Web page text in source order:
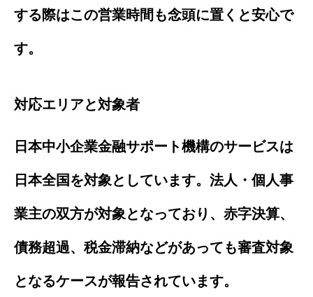
する際はこの営業時間も念頭に置くと安心で
す。
対応エリアと対象者
日本中小企業金融サポート機構のサービスは
日本全国を対象としています。法人・個人事
業主の双方が対象となっており、赤字決算、
債務超過、税金滞納などがあっても審査対象
となるケースが報告されています。